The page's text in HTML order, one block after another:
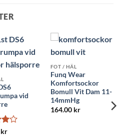
vid
kr
FOT / HÄL
Funq Wear
Komfortsockor
Bomull Vit Dam 11-
14mmHg
164.00 kr